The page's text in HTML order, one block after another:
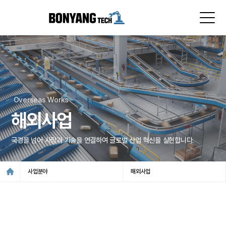
Overseas Works
해외사업
국경을 넘어 사람과 기술을 연결하여 글로벌 산업 혁신을 실현합니다.
사업분야 해외사업